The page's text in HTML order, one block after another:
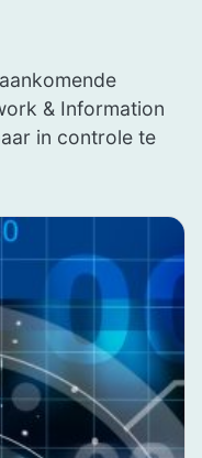
& Information
in controle te